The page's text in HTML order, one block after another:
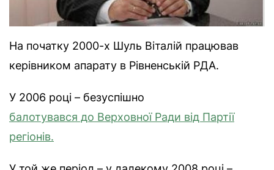
На початку 2000-х Шуль Віталій працював
керівником апарату в Рівненській РДА.
У 2006 році – безуспішно
балотувався до Верховної Ради від Партії
регіонів.